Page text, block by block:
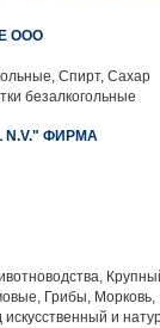
ООО
Спирт, Сахар
безалкогольные
N.V." ФИРМА
Грибы,
и